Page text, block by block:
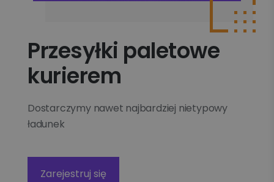
Przesyłki paletowe
kurierem
Dostarczymy nawet najbardziej nietypowy
ładunek
Zarejestruj się